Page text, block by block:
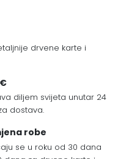
drvene karte i
diljem svijeta unutar 24
dostava.
robe
se u roku od 30 dana